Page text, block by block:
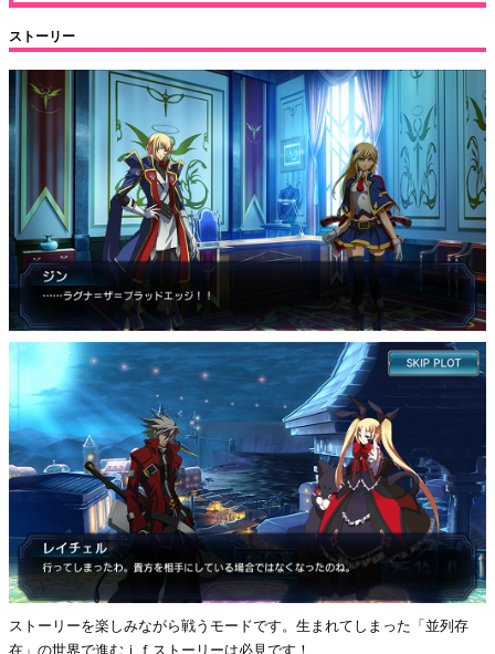
ストーリー
ストーリーを楽しみながら戦うモードです。生まれてしまった「並列存
在」の世界で進むｉｆストーリーは必見です！